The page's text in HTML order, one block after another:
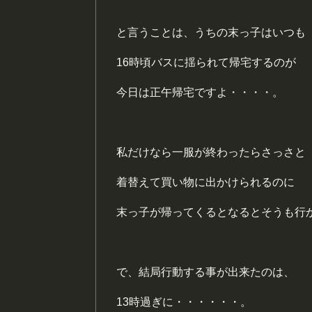
と言うことは、うちの末っ子はいつも
16時頃バスに揺られて帰宅するのが
今日は正午帰宅ですよ・・・・。
私だけなら一服が終わったらさっさと
着替えて買い物に出かけられるのに
末っ子が帰ってくるとなるとそうも行
で、結局行動する事が出来たのは、
13時過ぎに・・・・・・。